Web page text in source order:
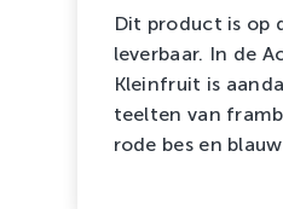
Dit product is op
leverbaar. In de
Kleinfruit is
teelten van
rode bes en